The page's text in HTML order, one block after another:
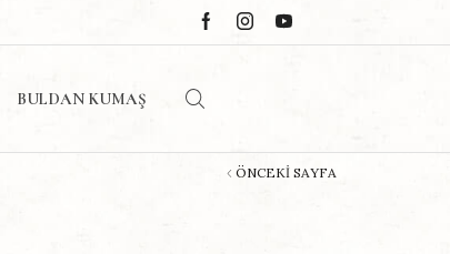
BULDAN KUMAŞ
ÖNCEKI SAYFA